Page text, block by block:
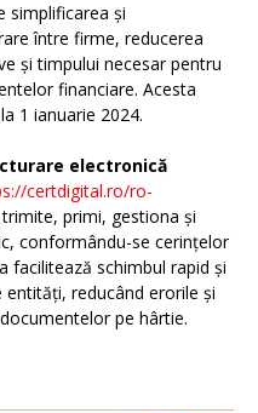
simplificarea și
între firme, reducerea
și timpului necesar pentru
financiare. Acesta
1 ianuarie 2024.
electronică
certdigital.ro/ro-
primi, gestiona și
conformându-se cerințelor
facilitează schimbul rapid și
reducând erorile și
pe hârtie.